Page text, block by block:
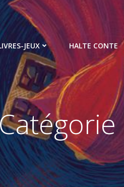
JEUX HALTE CONTE